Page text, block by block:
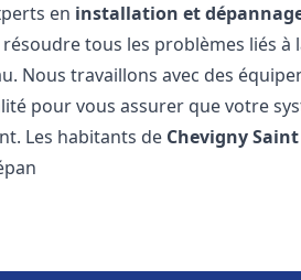
en installation et
tous les problèmes liés à
Nous travaillons avec des
pour vous assurer que votre
Les habitants de Chevigny